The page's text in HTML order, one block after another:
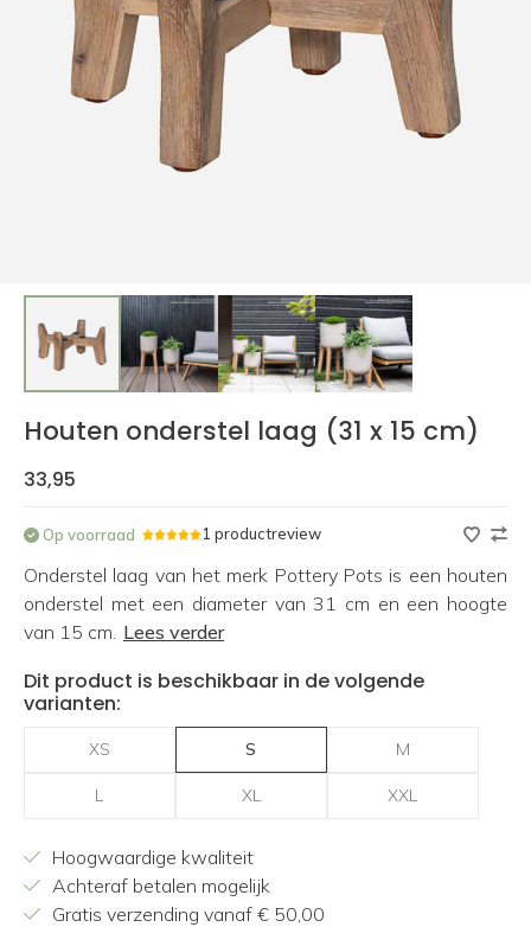
Houten onderstel laag (31 x 15 cm)
33,95
Op voorraad 1 productreview
Onderstel laag van het merk Pottery Pots is een houten
onderstel met een diameter van 31 cm en een hoogte
van 15 cm. Lees verder
Dit product is beschikbaar in de volgende
varianten:
XS S M
L XL XXL
Hoogwaardige kwaliteit
Achteraf betalen mogelijk
Gratis verzending vanaf € 50,00